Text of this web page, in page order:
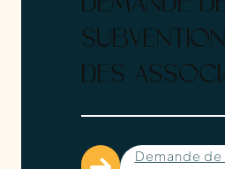
DES
Demande